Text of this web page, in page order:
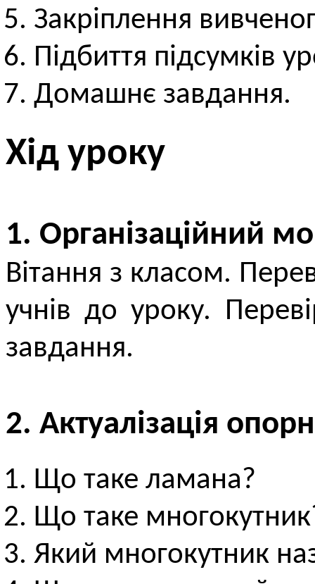
Закріплення
Підбиття підсумків
Домашнє завдання.
Хід уроку
1. Організаційний
Вітання з класом.
учнів до уроку.
завдання.
2. Актуалізація
Що таке ламана?
Що таке
Який многокутник